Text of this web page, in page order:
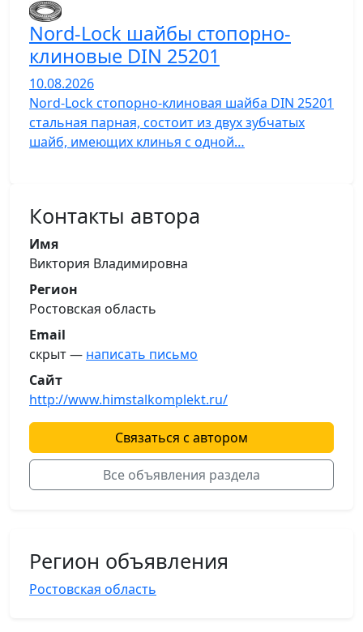
Nord-Lock шайбы стопорно-
клиновые DIN 25201
10.08.2026
Nord-Lock стопорно-клиновая шайба DIN 25201
стальная парная, состоит из двух зубчатых
шайб, имеющих клинья с одной…
Контакты автора
Имя
Виктория Владимировна
Регион
Ростовская область
Email
скрыт — написать письмо
Сайт
http://www.himstalkomplekt.ru/
Связаться с автором
Все объявления раздела
Регион объявления
Ростовская область